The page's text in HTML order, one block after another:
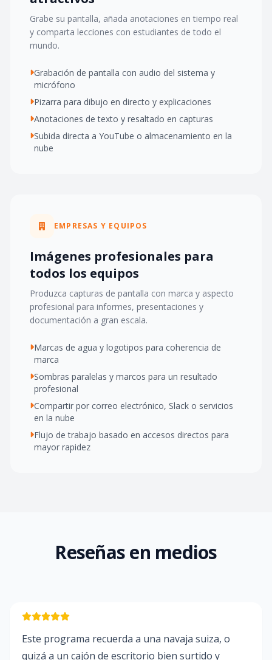
Grabe su pantalla, añada anotaciones en tiempo real
y comparta lecciones con estudiantes de todo el
mundo.
Grabación de pantalla con audio del sistema y
micrófono
Pizarra para dibujo en directo y explicaciones
Anotaciones de texto y resaltado en capturas
Subida directa a YouTube o almacenamiento en la
nube
EMPRESAS Y EQUIPOS
Imágenes profesionales para
todos los equipos
Produzca capturas de pantalla con marca y aspecto
profesional para informes, presentaciones y
documentación a gran escala.
Marcas de agua y logotipos para coherencia de
marca
Sombras paralelas y marcos para un resultado
profesional
Compartir por correo electrónico, Slack o servicios
en la nube
Flujo de trabajo basado en accesos directos para
mayor rapidez
Reseñas en medios
Este programa recuerda a una navaja suiza, o
quizá a un cajón de escritorio bien surtido y